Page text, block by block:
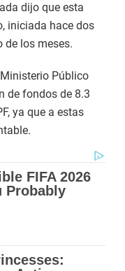
dijo que esta
iniciada hace dos
de los meses.
Público
de fondos de 8.3
ya que a estas